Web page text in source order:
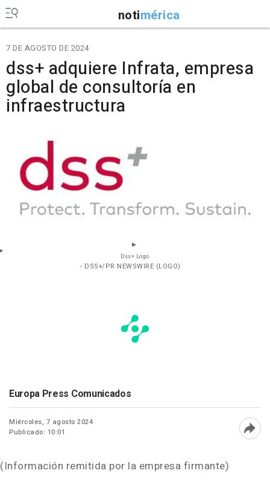
notimérica
7 DE AGOSTO DE 2024
dss+ adquiere Infrata, empresa
global de consultoría en
infraestructura
Dss+ Logo
- DSS+/PR NEWSWIRE (LOGO)
Europa Press Comunicados
Miércoles, 7 agosto 2024
Publicado: 10:01
(Información remitida por la empresa firmante)